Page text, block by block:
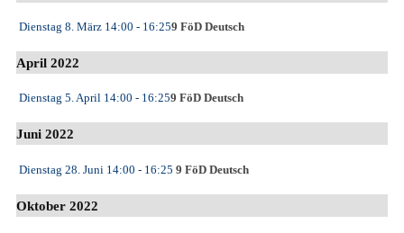
Dienstag 8. März 14:00 - 16:259 FöD Deutsch
April 2022
Dienstag 5. April 14:00 - 16:259 FöD Deutsch
Juni 2022
Dienstag 28. Juni 14:00 - 16:25 9 FöD Deutsch
Oktober 2022